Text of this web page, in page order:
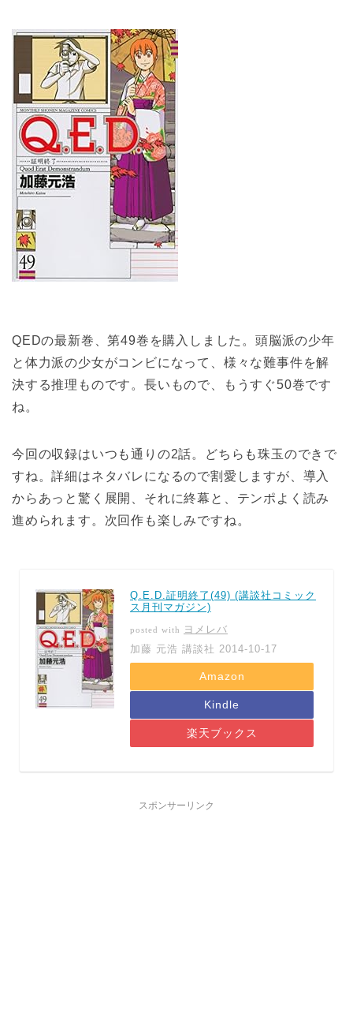
QEDの最新巻、第49巻を購入しました。頭脳派の少年
と体力派の少女がコンビになって、様々な難事件を解
決する推理ものです。長いもので、もうすぐ50巻です
ね。
今回の収録はいつも通りの2話。どちらも珠玉のできで
すね。詳細はネタバレになるので割愛しますが、導入
からあっと驚く展開、それに終幕と、テンポよく読み
進められます。次回作も楽しみですね。
Q.E.D.証明終了(49) (講談社コミック
ス月刊マガジン)
posted with
ヨメレバ
加藤 元浩 講談社 2014-10-17
Amazon
Kindle
楽天ブックス
スポンサーリンク